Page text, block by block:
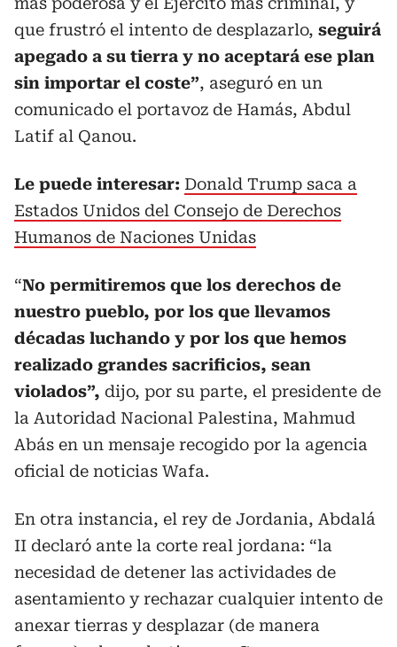
que frustró el intento de desplazarlo, seguirá
apegado a su tierra y no aceptará ese plan
sin importar el coste”, aseguró en un
comunicado el portavoz de Hamás, Abdul
Latif al Qanou.
Le puede interesar: Donald Trump saca a
Estados Unidos del Consejo de Derechos
Humanos de Naciones Unidas
“No permitiremos que los derechos de
nuestro pueblo, por los que llevamos
décadas luchando y por los que hemos
realizado grandes sacrificios, sean
violados”, dijo, por su parte, el presidente de
la Autoridad Nacional Palestina, Mahmud
Abás en un mensaje recogido por la agencia
oficial de noticias Wafa.
En otra instancia, el rey de Jordania, Abdalá
II declaró ante la corte real jordana: “la
necesidad de detener las actividades de
asentamiento y rechazar cualquier intento de
anexar tierras y desplazar (de manera